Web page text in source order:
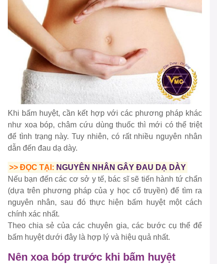
Khi bấm huyệt, cần kết hợp với các phương pháp khác
như xoa bóp, châm cứu dùng thuốc thì mới có thể triệt
để tình trạng này. Tuy nhiên, có rất nhiều nguyên nhân
dẫn đến đau dạ dày.
>> ĐỌC TẠI: NGUYÊN NHÂN GÂY ĐAU DẠ DÀY
Nếu bạn đến các cơ sở y tế, bác sĩ sẽ tiến hành tứ chẩn
(dựa trên phương pháp của y học cổ truyền) để tìm ra
nguyên nhân, sau đó thực hiện bấm huyệt một cách
chính xác nhất.
Theo chia sẻ của các chuyên gia, các bước cụ thể để
bấm huyệt dưới đây là hợp lý và hiệu quả nhất.
Nên xoa bóp trước khi bấm huyệt